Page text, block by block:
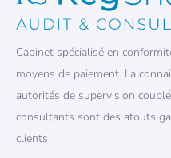
Cabinet spécialisé en
moyens de paiement. La
autorités de supervision
consultants sont des atouts
clients